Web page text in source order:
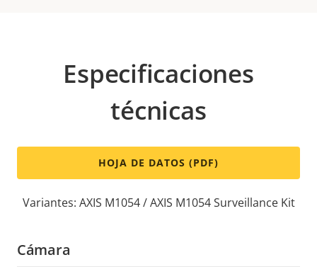
Especificaciones
técnicas
HOJA DE DATOS (PDF)
Variantes: AXIS M1054 / AXIS M1054 Surveillance Kit
Cámara